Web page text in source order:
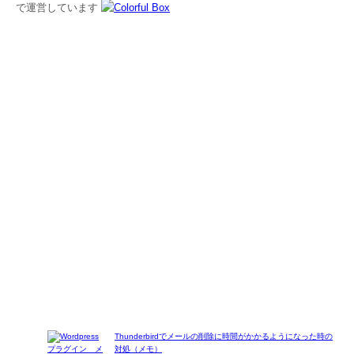
で運営しています
Thunderbirdでメールの削除に時間がかかるようになった時の
対処（メモ）